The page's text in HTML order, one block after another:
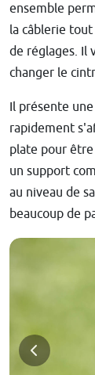
ensemble
la câblerie
de réglages. Il
changer le
Il présente
rapidement
plate pour
un support
au niveau de
beaucoup de